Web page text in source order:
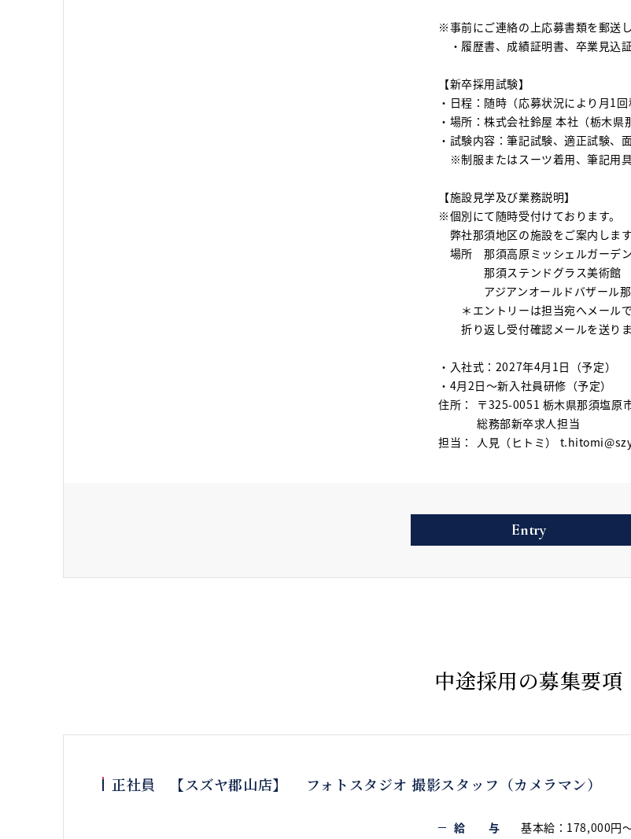
※事前にご連絡の上応募書類を郵送
・履歴書、成績証明書、卒業見込
【新卒採用試験】
・日程：随時（応募状況により月1回
・場所：株式会社鈴屋 本社（栃木県
・試験内容：筆記試験、適正試験、
※制服またはスーツ着用、筆記用
【施設見学及び業務説明】
※個別にて随時受付けております。
弊社那須地区の施設をご案内します
場所 那須高原ミッシェルガーデ
那須ステンドグラス美術館
アジアンオールドバザール
＊エントリーは担当宛へメールで
折り返し受付確認メールを送りま
・入社式：2027年4月1日（予定）
・4月2日～新入社員研修（予定）
住所
〒325-0051 栃木県那須塩原
総務部新卒求人担当
担当
人見（ヒトミ）
Entry
中途採用の募集要項
正社員 【スズヤ郡山店】 フォトスタジオ 撮影スタッフ（カメラマン）
給 与
基本給：178,000円